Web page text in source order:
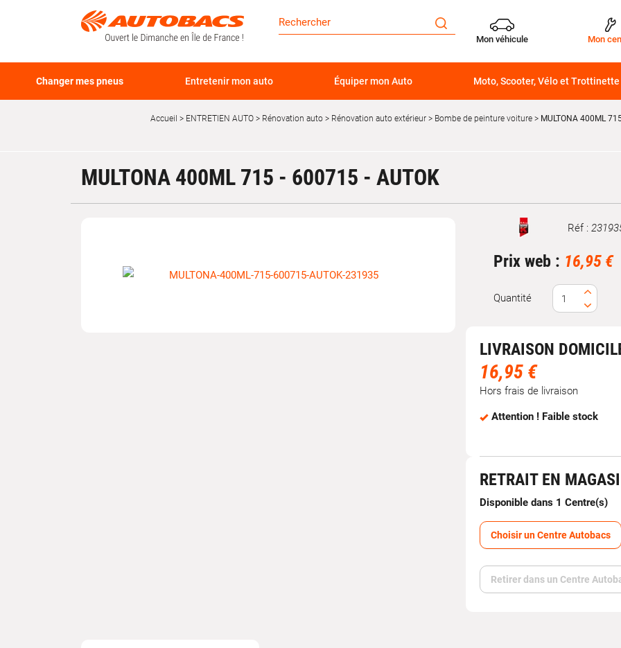
Mon véhicule Mon
Changer mes pneus Entretenir mon auto Équiper mon Auto Moto, Scooter, Vélo et Trottinette
Accueil ENTRETIEN AUTO Rénovation auto Rénovation auto extérieur Bombe de peinture voiture MULTONA 400ML
MULTONA 400ML 715 - 600715 - AUTOK
Marque Réf :
Prix web : 16,95 €
Quantité
LIVRAISON
16,95 €
Hors frais de livraison
Attention ! Faible stock
RETRAIT EN
Disponible dans 1 Centre(s)
Choisir un Centre Autobacs
Retirer dans un Centre